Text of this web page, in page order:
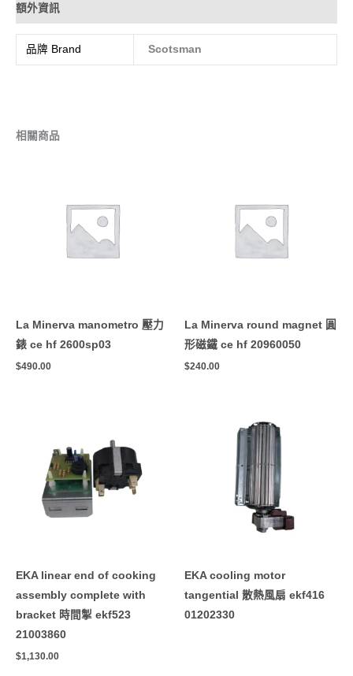
額外資訊
品牌 Brand Scotsman
相關商品
La Minerva manometro 壓力
錶 ce hf 2600sp03
$490.00
La Minerva round magnet 圓
形磁鐵 ce hf 20960050
$240.00
EKA linear end of cooking
assembly complete with
bracket 時間掣 ekf523
21003860
$1,130.00
EKA cooling motor
tangential 散熱風扇 ekf416
01202330